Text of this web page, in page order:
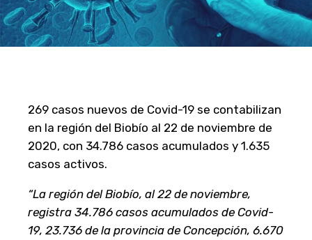
269 casos nuevos de Covid-19 se contabilizan
en la región del Biobío al 22 de noviembre de
2020, con 34.786 casos acumulados y 1.635
casos activos.
“La región del Biobío, al 22 de noviembre,
registra 34.786 casos acumulados de Covid-
19, 23.736 de la provincia de Concepción, 6.670